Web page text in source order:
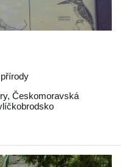
, Českomoravská